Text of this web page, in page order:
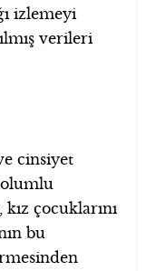
izlemeyi
verileri
cinsiyet
çocuklarını
bu